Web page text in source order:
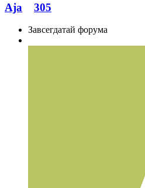
Aja 305
Завсегдатай форума